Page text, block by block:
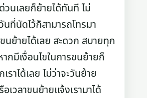
วนเลยก็ย้ายได้ทันที ไม่
นที่นัดไว้ก็สามารถโทรมา
นย้ายได้เลย สะดวก สบายทุก
กมีเงื่อนไขในการขนย้ายก็
ราได้เลย ไม่ว่าจะวันย้าย
อเวลาขนย้ายแจ้งเรามาได้